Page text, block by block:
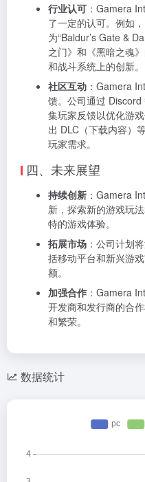
行业认可 ：Gamera
了一定的认可。例如
为“Baldur’s Gate &
之门》和《黑暗之魂
和战斗系统上的创新。
社区互动 ：Gamera
馈。公司通过
集玩家反馈以优化游
出 DLC（下载内容）
玩家需求。
四、未来展望
持续创新 ：Gamera
新，探索新的游戏玩
特的游戏体验。
拓展市场 ：公司计划
括移动平台和新兴游
额。
加强合作 ：Gamera
开发商和发行商的合
和繁荣。
数据统计